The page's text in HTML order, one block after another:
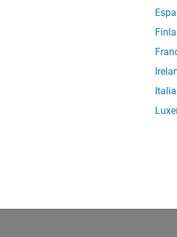
Italia